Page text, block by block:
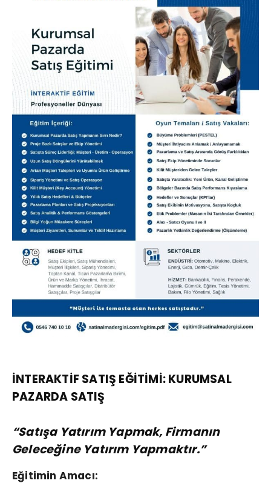
İNTERAKTİF SATIŞ EĞİTİMİ:KURUMSAL
PAZARDA SATIŞ
“Satışa Yatırım Yapmak, Firmanın
Geleceğine Yatırım Yapmaktır.”
Eğitimin Amacı: